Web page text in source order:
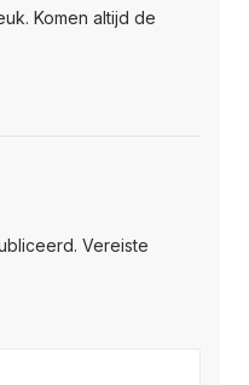
Komen altijd de
Vereiste